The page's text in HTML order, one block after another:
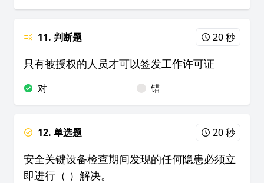
11. 判断题 20 秒
只有被授权的人员才可以签发工作许可证
对 错
12. 单选题 20 秒
安全关键设备检查期间发现的任何隐患必须立
即进行（ ）解决。